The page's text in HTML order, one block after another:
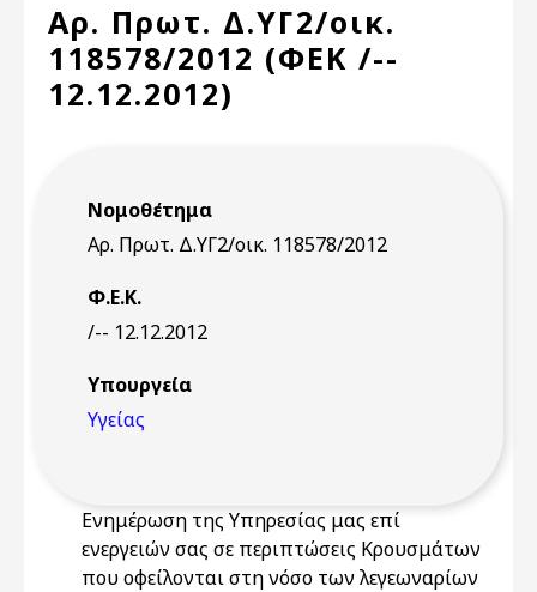
Αρ. Πρωτ. Δ.ΥΓ2/οικ.
118578/2012 (ΦΕΚ /--
12.12.2012)
Νομοθέτημα
Αρ. Πρωτ. Δ.ΥΓ2/οικ. 118578/2012
Φ.Ε.Κ.
/-- 12.12.2012
Υπουργεία
Υγείας
Ενημέρωση της Υπηρεσίας μας επί
ενεργειών σας σε περιπτώσεις Κρουσμάτων
που οφείλονται στη νόσο των λεγεωναρίων